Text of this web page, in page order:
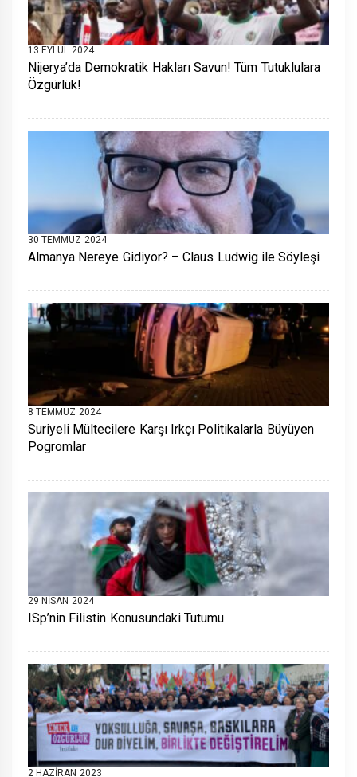
13 EYLÜL 2024
Nijerya’da Demokratik Hakları Savun! Tüm Tutuklulara
Özgürlük!
30 TEMMUZ 2024
Almanya Nereye Gidiyor? – Claus Ludwig ile Söyleşi
8 TEMMUZ 2024
Suriyeli Mültecilere Karşı Irkçı Politikalarla Büyüyen
Pogromlar
29 NISAN 2024
ISp’nin Filistin Konusundaki Tutumu
2 HAZIRAN 2023